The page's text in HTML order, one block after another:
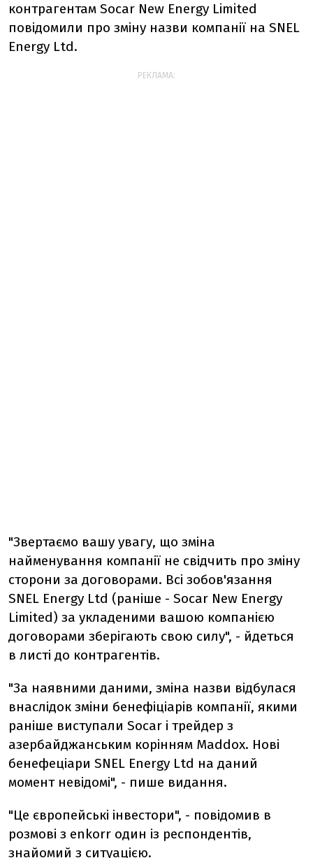
контрагентам Socar New Energy Limited
повідомили про зміну назви компанії на SNEL
Energy Ltd.
РЕКЛАМА:
"Звертаємо вашу увагу, що зміна
найменування компанії не свідчить про зміну
сторони за договорами. Всі зобов'язання
SNEL Energy Ltd (раніше - Socar New Energy
Limited) за укладеними вашою компанією
договорами зберігають свою силу", - йдеться
в листі до контрагентів.
"За наявними даними, зміна назви відбулася
внаслідок зміни бенефіціарів компанії, якими
раніше виступали Socar і трейдер з
азербайджанським корінням Maddox. Нові
бенефеціари SNEL Energy Ltd на даний
момент невідомі", - пише видання.
"Це європейські інвестори", - повідомив в
розмові з enkorr один із респондентів,
знайомий з ситуацією.